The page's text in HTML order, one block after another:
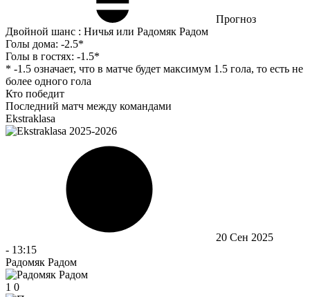
Прогноз
Двойной шанс : Ничья или Радомяк Радом
Голы дома: -2.5*
Голы в гостях: -1.5*
* -1.5 означает, что в матче будет максимум 1.5 гола, то есть не
более одного гола
Кто победит
Последний матч между командами
Ekstraklasa
20 Сен 2025
- 13:15
Радомяк Радом
1 0